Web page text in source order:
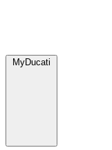
MyDucati